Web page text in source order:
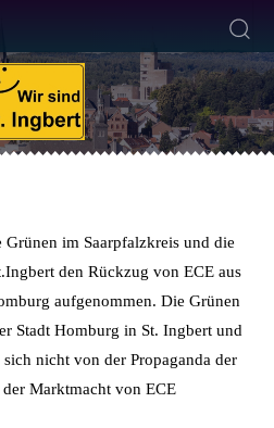
Min. Lesezeit
im Saarpfalzkreis und die
den Rückzug von ECE aus
aufgenommen. Die Grünen
Stadt Homburg in St. Ingbert und
nicht von der Propaganda der
Marktmacht von ECE